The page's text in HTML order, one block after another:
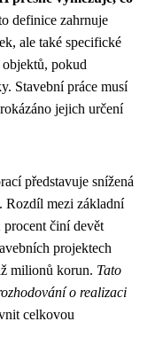
definice zahrnuje
ale také specifické
objektů, pokud
Stavební práce musí
jejich určení
představuje snížená
Rozdíl mezi základní
procent činí devět
projektech
milionů korun. Tato
o realizaci
celkovou